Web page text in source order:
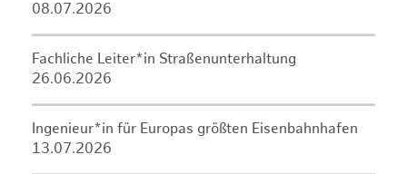
08.07.2026
Fachliche Leiter*in Straßenunterhaltung
26.06.2026
Ingenieur*in für Europas größten Eisenbahnhafen
13.07.2026